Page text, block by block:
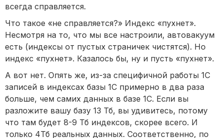
всегда справляется.
Что такое «не справляется?» Индекс «пухнет».
Несмотря на то, что мы все настроили, автовакуум
есть (индексы от пустых страничек чистятся). Но
индекс «пухнет». Казалось бы, ну и пусть «пухнет».
А вот нет. Опять же, из-за специфичной работы 1С
записей в индексах базы 1С примерно в два раза
больше, чем самих данных в базе 1С. Если вы
разложите вашу базу 13 Тб, вы удивитесь, потому
что там будет 8-9 Тб индексов, скорее всего. И
только 4Тб реальных данных. Соответственно, по